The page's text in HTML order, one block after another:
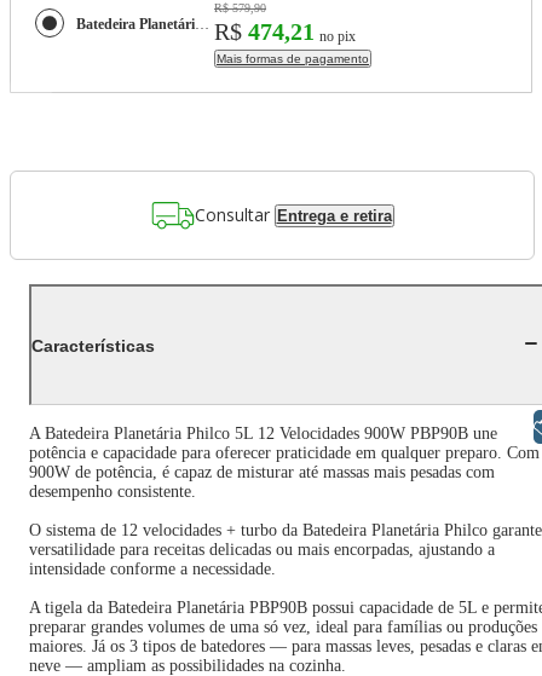
Batedeira Planetária Philco 900W 5L Turbo Vermelha PBP90B
R$ 579,90
R$ 474,21 no pix
Mais formas de pagamento
Consultar Entrega e retira
Características
A Batedeira Planetária Philco 5L 12 Velocidades 900W PBP90B une
potência e capacidade para oferecer praticidade em qualquer preparo. Com
900W de potência, é capaz de misturar até massas mais pesadas com
desempenho consistente.
O sistema de 12 velocidades + turbo da Batedeira Planetária Philco garante
versatilidade para receitas delicadas ou mais encorpadas, ajustando a
intensidade conforme a necessidade.
A tigela da Batedeira Planetária PBP90B possui capacidade de 5L e
preparar grandes volumes de uma só vez, ideal para famílias ou produções
maiores. Já os 3 tipos de batedores — para massas leves, pesadas e claras
neve — ampliam as possibilidades na cozinha.
Libras